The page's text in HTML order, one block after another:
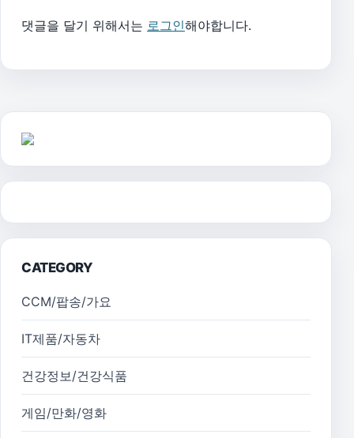
댓글을 달기 위해서는 로그인해야합니다.
CATEGORY
CCM/팝송/가요
IT제품/자동차
건강정보/건강식품
게임/만화/영화